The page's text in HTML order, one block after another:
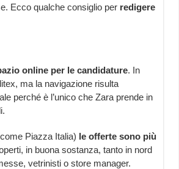
Ecco qualche consiglio per redigere
online per le candidature. In
ma la navigazione risulta
perché è l’unico che Zara prende in
Piazza Italia) le offerte sono più
in buona sostanza, tanto in nord
vetrinisti o store manager.